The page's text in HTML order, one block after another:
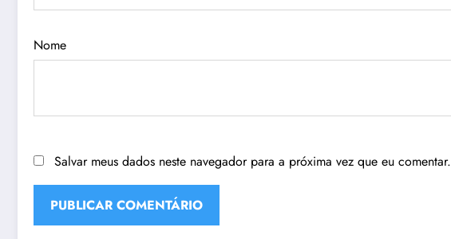
Nome
Salvar meus dados neste navegador para a próxima vez que eu comentar.